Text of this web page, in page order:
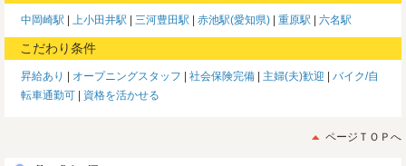
中岡崎駅 上小田井駅 三河豊田駅 赤池駅(愛知県) 重原駅 六名駅
こだわり条件
昇給あり オープニングスタッフ 社会保険完備 主婦(夫)歓迎
バイク/自
転車通勤可
資格を活かせる
ページＴＯＰへ